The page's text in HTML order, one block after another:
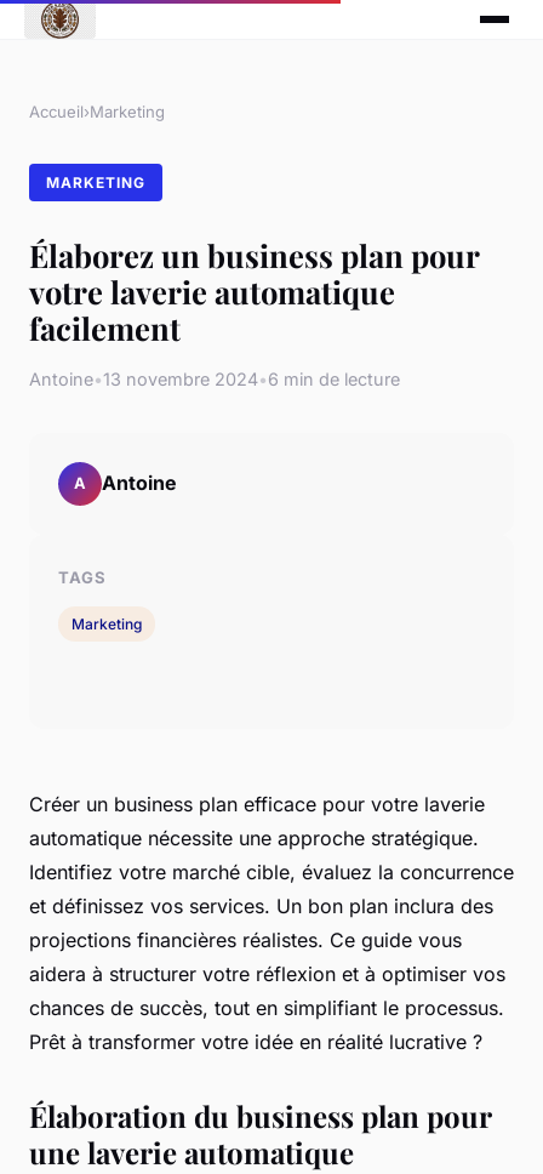
Accueil›Marketing
MARKETING
Élaborez un business plan pour
votre laverie automatique
facilement
Antoine•13 novembre 2024•6 min de lecture
Créer un business plan efficace pour votre laverie
automatique nécessite une approche stratégique.
Identifiez votre marché cible, évaluez la concurrence
et définissez vos services. Un bon plan inclura des
projections financières réalistes. Ce guide vous
aidera à structurer votre réflexion et à optimiser vos
chances de succès, tout en simplifiant le processus.
Prêt à transformer votre idée en réalité lucrative ?
Élaboration du business plan pour
une laverie automatique
A Antoine
TAGS
Marketing